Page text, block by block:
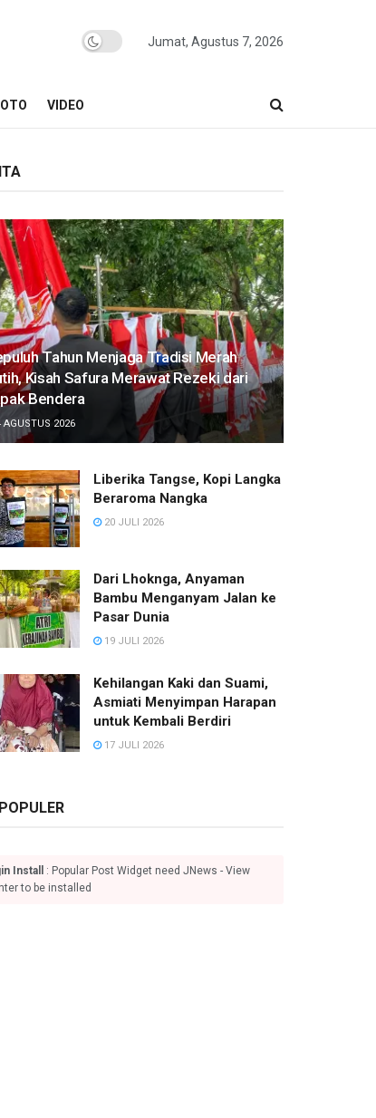
Jumat, Agustus 7, 2026
VIDEO
Tahun Menjaga Tradisi Merah
Kisah Safura Merawat Rezeki dari
Bendera
2026
Liberika Tangse, Kopi Langka
Beraroma Nangka
20 JULI 2026
Dari Lhoknga, Anyaman
Bambu Menganyam Jalan ke
Pasar Dunia
19 JULI 2026
Kehilangan Kaki dan Suami,
Asmiati Menyimpan Harapan
untuk Kembali Berdiri
17 JULI 2026
Install
: Popular Post Widget need JNews - View
to be installed